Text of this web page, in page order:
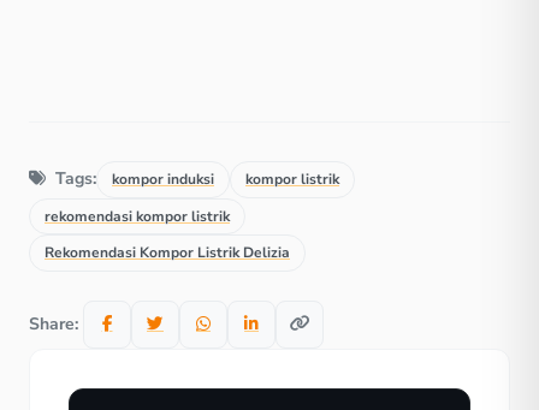
Tags: kompor induksi
kompor listrik
rekomendasi kompor listrik
Rekomendasi Kompor Listrik Delizia
Share: